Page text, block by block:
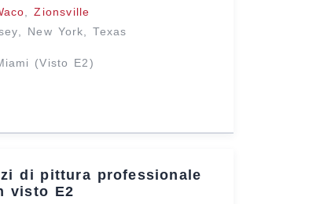
Zionsville
New York Texas
(Visto E2)
di pittura professionale
visto E2